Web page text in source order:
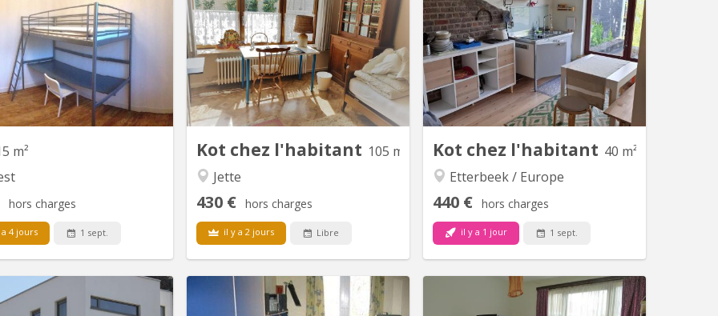
m²
hors charges
4 jours 1 sept.
lumineuse dans une maison
rénovée. Quartier calme
Située au parc de Forest
et à proximité du centre ville.
en commun (tram 97, gare
du Midi, bus B,... ). Nombreux
dans le quartier. Inraci-
- Saint-Luc - Cad - Isti - HELB-
Kot chez l'habitant 105 m²
Jette
430 € hors charges
il y a 2 jours Libre
Bonjour Madame, Mademoiselle Si
vous voulez "bien" vous loger au
paradis , dans Bruxelles, sans craintes
et sans soucis , Voici cette chambre !
lumineuse, donnant sur un jardin de
rosiers au calme, idéal pour rêver ou
étudierNous sommes à côté du Metro
, ne vous laissez pas...
Kot chez l'habitant 40 m²
Etterbeek / Europe
440 € hors charges
il y a 1 jour 1 sept.
Quartier Montgomery deux jolies
chambres meublées et équipées dans
un studio indépendant , pour
étudiantes calmes et studieuses
rentrant à leur domicile les week-ends
et vacances . ( ! Une chambre est déjà
louée à une jeune fille pour 2026-2027.
Il reste donc une chambre pour une
BK 7431 BK 5828 BK 7573